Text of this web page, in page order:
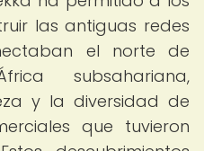
las antiguas redes
el norte de
subsahariana,
y la diversidad de
que tuvieron